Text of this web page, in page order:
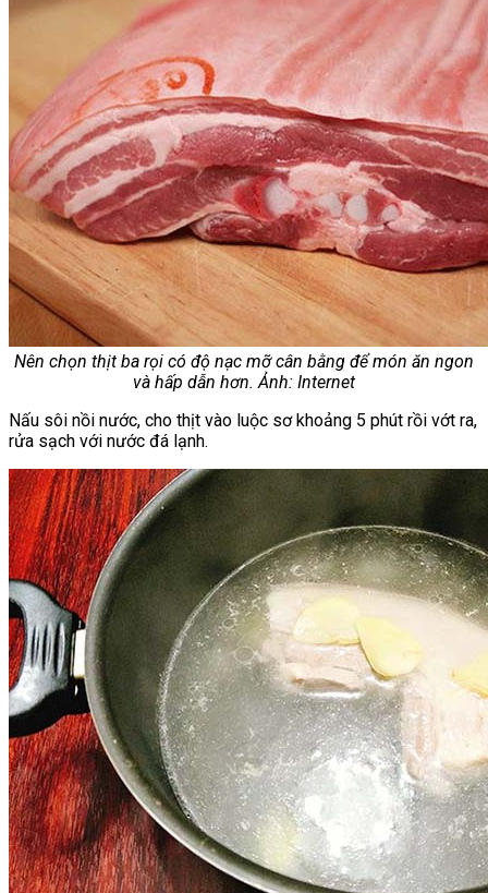
Nên chọn thịt ba rọi có độ nạc mỡ cân bằng để món ăn ngon
và hấp dẫn hơn. Ảnh: Internet
Nấu sôi nồi nước, cho thịt vào luộc sơ khoảng 5 phút rồi vớt ra,
rửa sạch với nước đá lạnh.